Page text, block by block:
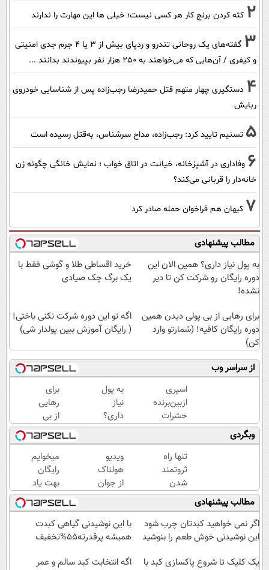
2 کته کردن برنج کار هر کسی نیست؛ خیلی ها این مهارت را ندارند
3
گفته‌های یک روحانی تندرو و ردپای بیش از ۳ یا ۴ جرم جدی امنیتی
و کیفری / آن‌هایی که می‌خواهند به ۲۵۰ هزار نفر بپیوندند بدانند ...
4 دستگیری چهار متهم قتل حمیدرضا رجب‌زاده پس از شناسایی خودروی
ربایش
5 تسنیم تایید کرد: رجب‌زاده، مداح سرشناس، به‌قتل رسیده است
6 وفاداری در آشپزخانه، خیانت در اتاق خواب ؛ نمایش خانگی چگونه زن
خانه‌دار را قربانی می‌کند؟
7 کیهان هم فراخوان حمله صادر کرد
مطالب پیشنهادی
به پول نیاز داری؟ همین الان این
دوره رایگان رو شرکت کن تا دیر
نشده!
خرید اقساطی طلا و گوشی فقط با
یک برگ چک صیادی
برای رهایی از بی پولی دیدن همین
دوره رایگان کافیه! (شمارتو وارد
کن)
اگه تو این دوره شرکت نکنی باختی!
( رایگان آموزش ببین پولدار شی)
از سراسر وب
اسپری
ازبین‌برنده
حشرات
رختخواب،
مناسب
برای
مقابله با
انواع
ساس
به پول
نیاز
داری؟
این
دوره
رایگان
از شر
بی پولی
خلاصت
میکنه
برای
رهایی
از بی
پولی
دیدن
همین
دوره
رایگان
کافیه!
(شمارتو
وارد
کن)
وبگردی
تنها راه
ثروتمند
شدن
واقعی❗❗
بعد از
این
دوره تو
هم
ویدیو
هولناک
از جوان
کارتن
خوابی
که
میلیاردر
آموزش
میخوایم
رایگان
بهت یاد
بدیم
چجوری
پولدارشی!
باور نداری
مجانیه
مطالب پیشنهادی
اگر نمی خواهید کبدتان چرب شود
این نوشیدنی خوش طعم را بنوشید
با این نوشیدنی گیاهی کبدت
همیشه پرقدرته55%تخفیف
یک کلیک تا شروع پاکسازی کبد با
اگه انتخابت کبد سالم و عمر